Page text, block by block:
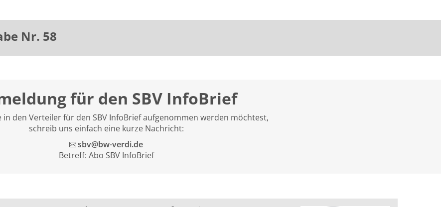
Nr. 58
für den SBV InfoBrief
in den Verteiler für den SBV InfoBrief aufgenommen werden möchtest,
schreib uns einfach eine kurze Nachricht:
sbv@bw-verdi.de
Betreff: Abo SBV InfoBrief